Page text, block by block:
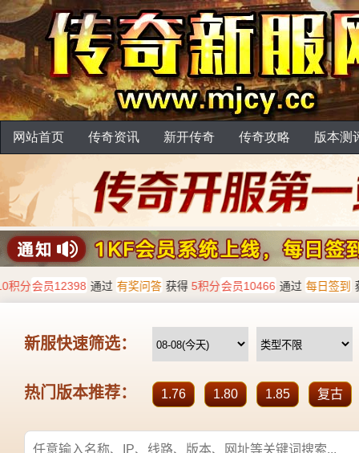
网站首页 传奇资讯 新开传奇 传奇攻略 版本测